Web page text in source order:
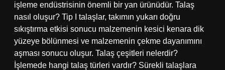
işleme endüstrisinin önemli bir yan ürünüdür. Talaş
nasıl oluşur? Tip I talaşlar, takımın yukarı doğru
sıkıştırma etkisi sonucu malzemenin kesici kenara dik
yüzeye bölünmesi ve malzemenin çekme dayanımını
aşması sonucu oluşur. Talaş çeşitleri nelerdir?
İşlemede hangi talaş türleri vardır? Sürekli talaşlara